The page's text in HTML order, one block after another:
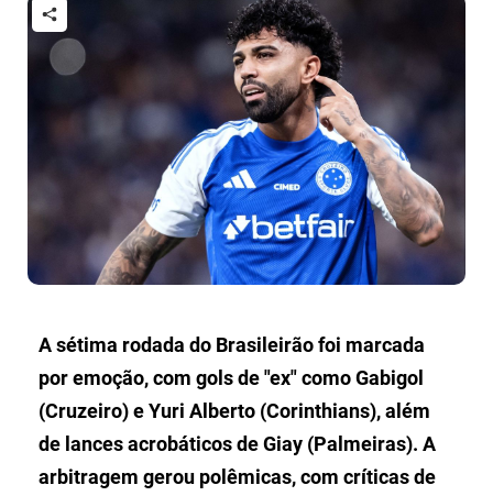
A sétima rodada do Brasileirão foi marcada
por emoção, com gols de "ex" como Gabigol
(Cruzeiro) e Yuri Alberto (Corinthians), além
de lances acrobáticos de Giay (Palmeiras). A
arbitragem gerou polêmicas, com críticas de